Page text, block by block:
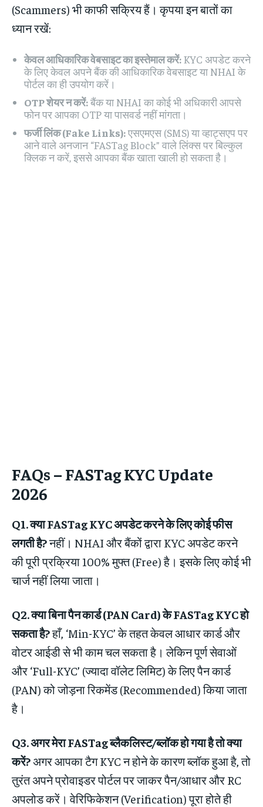
(Scammers) भी काफी सक्रिय हैं। कृपया इन बातों का
ध्यान रखें:
केवल आधिकारिक वेबसाइट का इस्तेमाल करें:KYC अपडेट करने
के लिए केवल अपने बैंक की आधिकारिक वेबसाइट या NHAI के
पोर्टल का ही उपयोग करें।
OTP शेयर न करें:बैंक या NHAI का कोई भी अधिकारी आपसे
फोन पर आपका OTP या पासवर्ड नहीं मांगता।
फर्जी लिंक (Fake Links):एसएमएस (SMS) या व्हाट्सएप पर
आने वाले अनजान “FASTag Block” वाले लिंक्स पर बिल्कुल
क्लिक न करें, इससे आपका बैंक खाता खाली हो सकता है।
FAQs – FASTag KYC Update
2026
Q1. क्या FASTag KYC अपडेट करने के लिए कोई फीस
लगती है?नहीं। NHAI और बैंकों द्वारा KYC अपडेट करने
की पूरी प्रक्रिया 100% मुफ्त (Free) है। इसके लिए कोई भी
चार्ज नहीं लिया जाता।
Q2. क्या बिना पैन कार्ड (PAN Card) के FASTag KYC हो
सकता है?हाँ, ‘Min-KYC’ के तहत केवल आधार कार्ड और
वोटर आईडी से भी काम चल सकता है। लेकिन पूर्ण सेवाओं
और ‘Full-KYC’ (ज्यादा वॉलेट लिमिट) के लिए पैन कार्ड
(PAN) को जोड़ना रिकमेंड (Recommended) किया जाता
है।
Q3. अगर मेरा FASTag ब्लैकलिस्ट/ब्लॉक हो गया है तो क्या
करें?अगर आपका टैग KYC न होने के कारण ब्लॉक हुआ है, तो
तुरंत अपने प्रोवाइडर पोर्टल पर जाकर पैन/आधार और RC
अपलोड करें। वेरिफिकेशन (Verification) पूरा होते ही